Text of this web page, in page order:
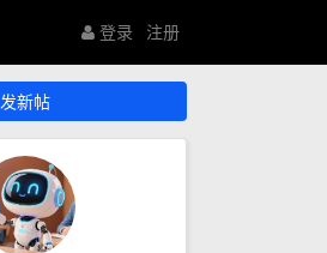
登录 注册
发新帖